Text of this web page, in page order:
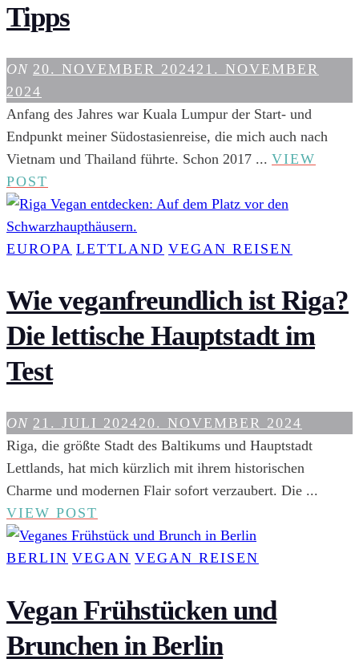
Tipps
ON 20. NOVEMBER 202421. NOVEMBER
2024
Anfang des Jahres war Kuala Lumpur der Start- und
Endpunkt meiner Südostasienreise, die mich auch nach
Vietnam und Thailand führte. Schon 2017 ... VIEW
POST
VEGAN
ENTDECKEN:
12
EUROPA LETTLAND VEGAN REISEN
Wie veganfreundlich ist Riga?
Die lettische Hauptstadt im
Test
ON 21. JULI 202420. NOVEMBER 2024
Riga, die größte Stadt des Baltikums und Hauptstadt
Lettlands, hat mich kürzlich mit ihrem historischen
Charme und modernen Flair sofort verzaubert. Die ...
VIEW POST
VEGANFREUNDLICH
IST
DIE
LETTISCHE
HAUPTSTADT
BERLIN VEGAN VEGAN REISEN
Vegan Frühstücken und
Brunchen in Berlin